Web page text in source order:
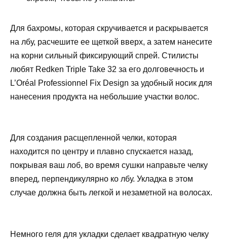
Для бахромы, которая скручивается и раскрывается
на лбу, расчешите ее щеткой вверх, а затем нанесите
на корни сильный фиксирующий спрей. Стилисты
любят Redken Triple Take 32 за его долговечность и
L’Oréal Professionnel Fix Design за удобный носик для
нанесения продукта на небольшие участки волос.
Для создания расщепленной челки, которая
находится по центру и плавно спускается назад,
покрывая ваш лоб, во время сушки направьте челку
вперед, перпендикулярно ко лбу. Укладка в этом
случае должна быть легкой и незаметной на волосах.
Немного геля для укладки сделает квадратную челку